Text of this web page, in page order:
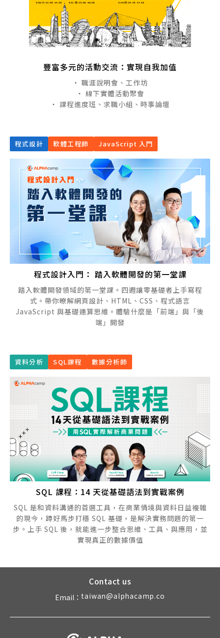
豐富多元的活動交流：實現自我加值
・ 職涯說明會、工作坊
・ 線下實體活動聚會
・ 課程進度班、求職小組、時事論壇
程式設計 軟體工程師 JavaScript 入門
程式設計入門： 踏入軟體開發的第一堂課
踏入軟體開發領域的第一堂課。四週讓零基礎者上手寫程
式。帶你暸解網頁設計、HTML、CSS、程式語言
JavaScript 與基礎運算思維。體驗什麼是「前端」與「後
端」開發
資料分析 SQL課程 數據分析師
SQL 課程：14 天從基礎語法到實戰案例
SQL 是和資料溝通的首選工具，在商業情境與資料日益複雜
的現今，蹲好馬步打穩 SQL 基礎，是解決實務問題的第一
步。上手 SQL 後，就能進一步整合思維、工具、與應用，並
實現真正的數據價值
Contact us
Email： taiwan@alphacamp.co